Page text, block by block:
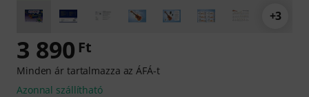
+3
3 890 Ft
Minden ár tartalmazza az ÁFÁ-t
Azonnal szállítható